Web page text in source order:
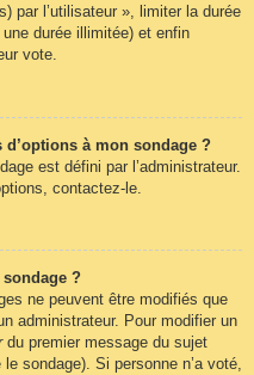
par l’utilisateur », limiter la durée
durée illimitée) et enfin
vote.
à mon sondage ?
est défini par l’administrateur.
contactez-le.
?
ne peuvent être modifiés que
administrateur. Pour modifier un
du premier message du sujet
sondage). Si personne n’a voté,